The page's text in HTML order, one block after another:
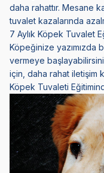
daha rahattır. Mesane
tuvalet kazalarında
7 Aylık Köpek Tuvalet
Köpeğinize yazımızda
vermeye
için, daha rahat iletişim
Köpek Tuvaleti